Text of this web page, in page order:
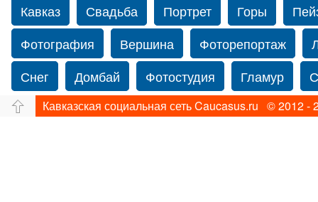
Кавказ Свадьба Портрет Горы
Фотография
Вершина Фоторепортаж
Снег
Домбай Фотостудия Гламур
Путешествие
Перевал Свадьба фото
Кавказская социальная сеть Caucasus.ru © 2012 -